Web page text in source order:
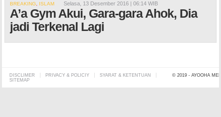
BREAKING, ISLAM Selasa, 13 Desember 2016 | 06:14 WIB
A’a Gym Akui, Gara-gara Ahok, Dia
jadi Terkenal Lagi
© 2019 - AYOOHA
DISCLIMER PRIVACY & POLICIY
SYARAT & KETENTUAN
SITEMAP